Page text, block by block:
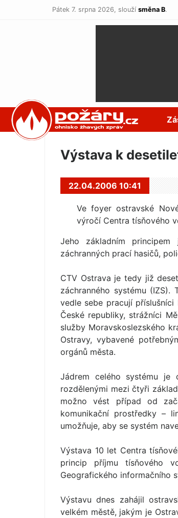
Pátek 7. srpna 2026, slouží směna B.
POŽÁRY.cz
Výstava k
22.04.2006 10:41
Ve foyer ostravské
výročí Centra tísňového
Jeho základním
záchranných prací hasičů,
CTV Ostrava je tedy již
záchranného systému
vedle sebe pracují příslušníci
České republiky, strážníci
služby Moravskoslezského
Ostravy, vybavené
orgánů města.
Jádrem celého systému je
rozdělenými mezi čtyři
možno vést případ od
komunikační prostředky –
umožňuje, aby se systém
Výstava 10 let Centra
princip příjmu tísňového
Geografického informačního
Výstavu dnes zahájil
velkém městě, jakým je